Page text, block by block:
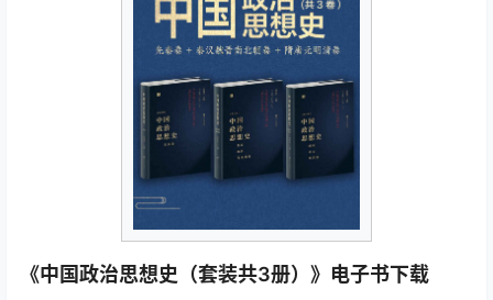
《中国政治思想史（套装共3册）》电子书下载